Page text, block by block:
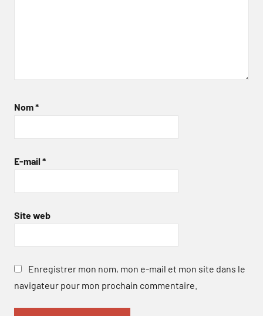
Nom*
E-mail *
Site web
Enregistrer mon nom, mon e-mail et mon site dans le
navigateur pour mon prochain commentaire.